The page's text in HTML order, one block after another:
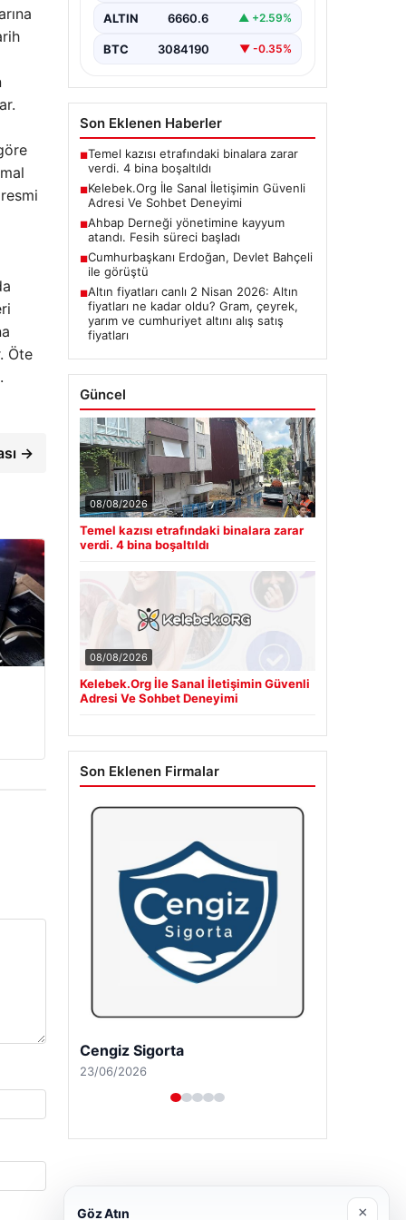
Öte
→
ALTIN 6660.6 ▲ +2.59%
BTC 3084190 ▼ -0.35%
Son Eklenen Haberler
■Temel kazısı etrafındaki binalara zarar
verdi. 4 bina boşaltıldı
■Kelebek.Org İle Sanal İletişimin Güvenli
Adresi Ve Sohbet Deneyimi
■Ahbap Derneği yönetimine kayyum
atandı. Fesih süreci başladı
■Cumhurbaşkanı Erdoğan, Devlet Bahçeli
ile görüştü
■Altın fiyatları canlı 2 Nisan 2026: Altın
fiyatları ne kadar oldu? Gram, çeyrek,
yarım ve cumhuriyet altını alış satış
fiyatları
Güncel
08/08/2026
Temel kazısı etrafındaki binalara zarar
verdi. 4 bina boşaltıldı
08/08/2026
Kelebek.Org İle Sanal İletişimin Güvenli
Adresi Ve Sohbet Deneyimi
Son Eklenen Firmalar
Hastaş Beton
26/05/2026
Göz Atın ×